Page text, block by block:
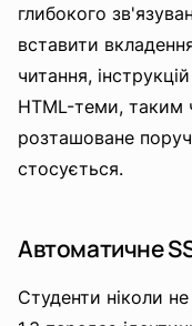
глибокого
вставити
читання,
HTML-теми, таким
розташоване
стосується.
Автоматичне
Студенти ніколи